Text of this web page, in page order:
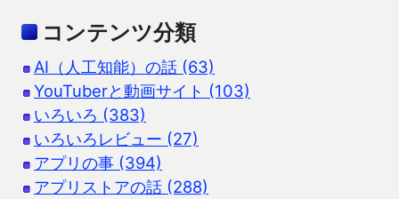
コンテンツ分類
AI（人工知能）の話 (63)
YouTuberと動画サイト (103)
いろいろ (383)
いろいろレビュー (27)
アプリの事 (394)
アプリストアの話 (288)